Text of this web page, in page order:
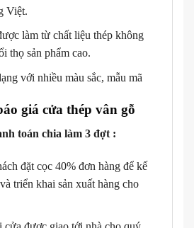
Việt.
làm từ chất liệu thép không
thọ sản phẩm cao.
với nhiều màu sắc, mẫu mã
giá cửa thép vân gỗ
toán chia làm 3 đợt :
đặt cọc 40% đơn hàng để kế
triển khai sản xuất hàng cho